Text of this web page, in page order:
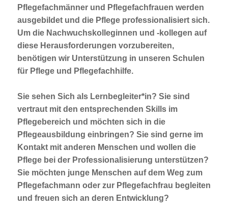
News Archiv
Pflegefachmänner und Pflegefachfrauen werden
ausgebildet und die Pflege professionalisiert sich.
Um die Nachwuchskolleginnen und -kollegen auf
diese Herausforderungen vorzubereiten,
benötigen wir Unterstützung in unseren Schulen
für Pflege und Pflegefachhilfe.
Sie sehen Sich als Lernbegleiter*in? Sie sind
vertraut mit den entsprechenden Skills im
Pflegebereich und möchten sich in die
Pflegeausbildung einbringen? Sie sind gerne im
Kontakt mit anderen Menschen und wollen die
Pflege bei der Professionalisierung unterstützen?
Sie möchten junge Menschen auf dem Weg zum
Pflegefachmann oder zur Pflegefachfrau begleiten
und freuen sich an deren Entwicklung?